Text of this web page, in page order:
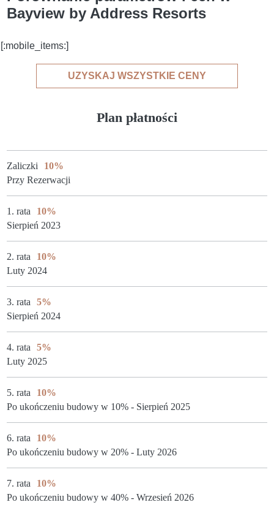
Bayview by Address Resorts
[:mobile_items:]
UZYSKAJ WSZYSTKIE CENY
Plan płatności
Zaliczki
10%
Przy Rezerwacji
1. rata
10%
Sierpień 2023
2. rata
10%
Luty 2024
3. rata
5%
Sierpień 2024
4. rata
5%
Luty 2025
5. rata
10%
Po ukończeniu budowy w 10% - Sierpień 2025
6. rata
10%
Po ukończeniu budowy w 20% - Luty 2026
7. rata
10%
Po ukończeniu budowy w 40% - Wrzesień 2026